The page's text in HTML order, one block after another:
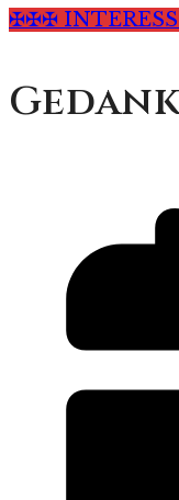
✠✠✠